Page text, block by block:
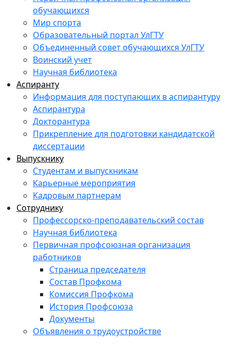
обучающихся
Мир спорта
Образовательный портал УлГТУ
Объединенный совет обучающихся УлГТУ
Воинский учет
Научная библиотека
Аспиранту
Информация для поступающих в аспирантуру
Аспирантура
Докторантура
Прикрепление для подготовки кандидатской
диссертации
Выпускнику
Студентам и выпускникам
Карьерные мероприятия
Кадровым партнерам
Сотруднику
Профессорско-преподавательский состав
Научная библиотека
Первичная профсоюзная организация
работников
Страница председателя
Состав Профкома
Комиссия Профкома
История Профсоюза
Документы
Объявления о трудоустройстве